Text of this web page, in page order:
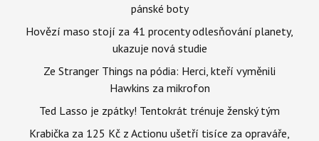
pánské boty
Hovězí maso stojí za 41 procenty odlesňování planety,
ukazuje nová studie
Ze Stranger Things na pódia: Herci, kteří vyměnili
Hawkins za mikrofon
Ted Lasso je zpátky! Tentokrát trénuje ženský tým
Krabička za 125 Kč z Actionu ušetří tisíce za opraváře,